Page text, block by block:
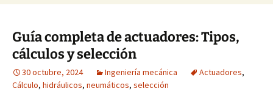
Guía completa de actuadores: Tipos,
cálculos y selección
30 octubre, 2024 Ingeniería mecánica Actuadores,
Cálculo, hidráulicos, neumáticos, selección